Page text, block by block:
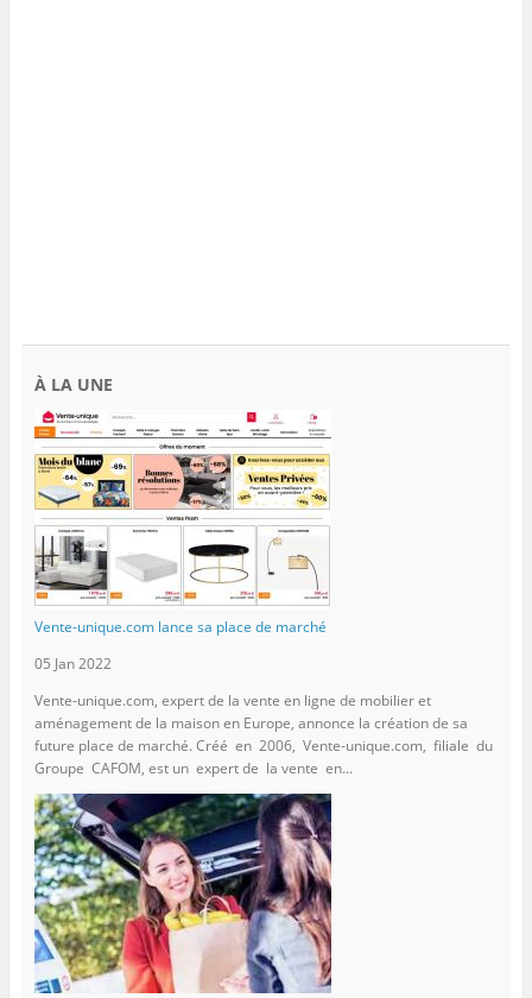
À LA UNE
Vente-unique.com lance sa place de marché
05 Jan 2022
Vente-unique.com, expert de la vente en ligne de mobilier et
aménagement de la maison en Europe, annonce la création de sa
future place de marché. Créé en 2006, Vente-unique.com, filiale du
Groupe CAFOM, est un expert de la vente en...